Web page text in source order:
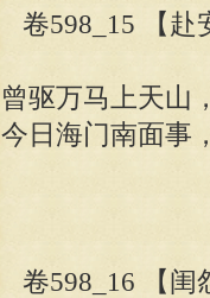
卷598_15 【赴
曾驱万马上天山
今日海门南面事
卷598_16 【闺